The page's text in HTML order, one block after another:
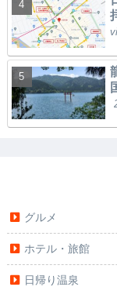
グルメ
ホテル・旅館
日帰り温泉